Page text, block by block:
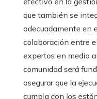
que también se
adecuadamente en
colaboración entre
expertos en medio
comunidad será
asegurar que la
cumpla con los